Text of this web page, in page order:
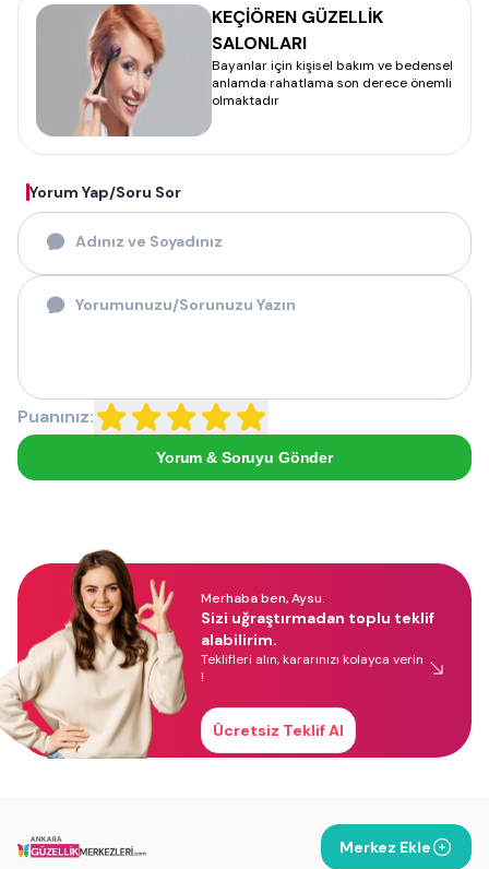
KEÇİÖREN GÜZELLİK
SALONLARI
Bayanlar için kişisel bakım ve bedensel
anlamda rahatlama son derece önemli
olmaktadır
Yorum Yap/Soru Sor
Puanınız:
Yorum & Soruyu Gönder
Merhaba ben, Aysu.
Sizi uğraştırmadan toplu teklif
alabilirim.
Teklifleri alın, kararınızı kolayca verin
!
Ücretsiz Teklif Al
Merkez Ekle